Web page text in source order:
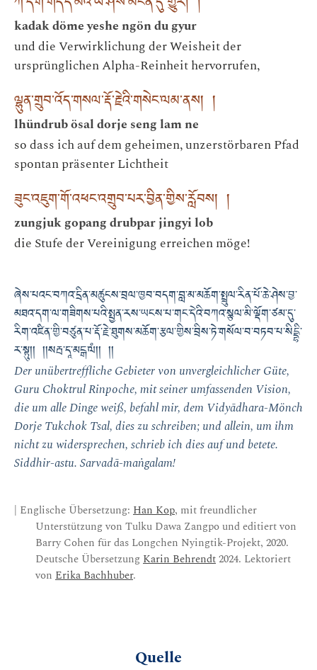
kadak döme yeshe ngön du gyur
und die Verwirklichung der Weisheit der
ursprünglichen Alpha-Reinheit hervorrufen,
ལྷུན་གྲུབ་འོད་གསལ་རྡོ་རྗེའི་གསེང་ལམ་ནས། །
lhündrub ösal dorje seng lam ne
so dass ich auf dem geheimen, unzerstörbaren Pfad
spontan präsenter Lichtheit
ཟུང་འཇུག་གོ་འཕང་འགྲུབ་པར་བྱིན་གྱིས་རློབས། །
zungjuk gopang drubpar jingyi lob
die Stufe der Vereinigung erreichen möge!
ཞེས་པའང་བཀའ་དྲིན་མཚུངས་བྲལ་ཁྱབ་བདག་བླ་མ་མཆོག་སྤྲུལ་རིན་པོ་ཆེ་ཤེས་བྱ་
མཐའ་དག་ལ་གཟིགས་པའི་སྤྱན་རས་ཡངས་པ་གང་དེའི་བཀའ་སྩལ་མི་ལྡོག་ཙམ་དུ་
རིག་འཛིན་གྱི་བཙུན་པ་རྡོ་རྗེ་ཐུགས་མཆོག་རྩལ་གྱིས་བྲིས་ཏེ་གསོལ་བ་བཏབ་པ་སིདྡྷི་
ར་སྟུ།། །།སརྦ་དཱ་མངྒ་ལཾ།། །།
Der unübertreffliche Gebieter von unvergleichlicher Güte,
Guru Choktrul Rinpoche, mit seiner umfassenden Vision,
die um alle Dinge weiß, befahl mir, dem Vidyādhara-Mönch
Dorje Tukchok Tsal, dies zu schreiben; und allein, um ihm
nicht zu widersprechen, schrieb ich dies auf und betete.
Siddhir-astu. Sarvadā-maṅgalam!
| Englische Übersetzung: Han Kop, mit freundlicher
Unterstützung von Tulku Dawa Zangpo und editiert von
Barry Cohen für das Longchen Nyingtik-Projekt, 2020.
Deutsche ÜbersetzungKarin Behrendt2024. Lektoriert
von Erika Bachhuber.
Quelle